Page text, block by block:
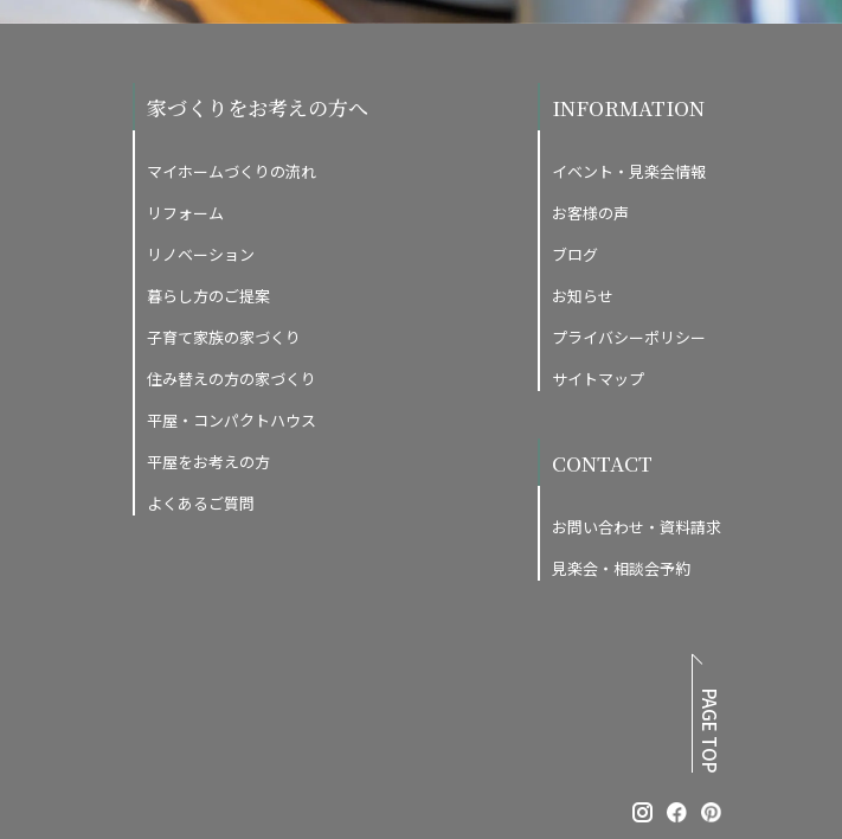
家づくりをお考えの方へ
マイホームづくりの流れ
リフォーム
リノベーション
暮らし方のご提案
子育て家族の家づくり
住み替えの方の家づくり
平屋・コンパクトハウス
平屋をお考えの方
よくあるご質問
INFORMATION
イベント・見楽会情報
お客様の声
ブログ
お知らせ
プライバシーポリシー
サイトマップ
CONTACT
お問い合わせ・資料請求
見楽会・相談会予約
PAGE TOP